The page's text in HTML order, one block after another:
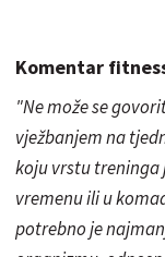
Komentar
"Ne može se
vježbanjem na
koju vrstu treninga
vremenu ili u
potrebno je